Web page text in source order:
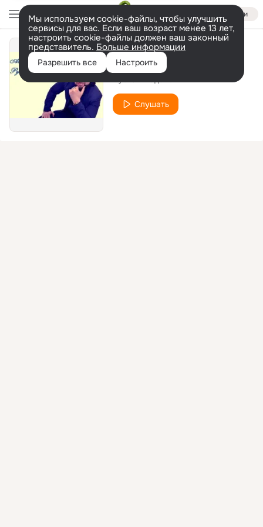
Войти
Мы используем cookie-файлы, чтобы улучшить
сервисы для вас. Если ваш возраст менее 13 лет,
настроить cookie-файлы должен ваш законный
представитель. Больше информации
Разрешить все Настроить
Я шёл к тебе
Слушать